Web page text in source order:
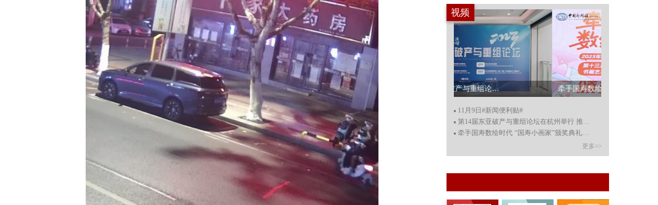
视频
第14届东亚破产与重组论坛在杭州举行 推动东亚破产文化交流...
11月9日#新闻便利贴#
第14届东亚破产与重组论坛在杭州举行 推动东亚破产文化交
牵手国寿数绘时代 “国寿小画家”颁奖典礼近日举行
更多>>